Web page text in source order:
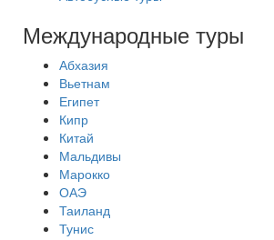
Международные туры
Абхазия
Вьетнам
Египет
Кипр
Китай
Мальдивы
Марокко
ОАЭ
Таиланд
Тунис